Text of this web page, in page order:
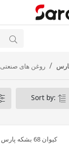
روغن های صنعتی
Sort by:
کیوان 68 بشکه پارس